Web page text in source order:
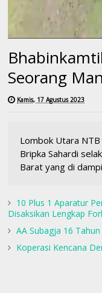
Seorang
Kamis, 17 Agustus 2023
Lombok Utara
Bripka Sahardi
Barat yang di
10 Plus 1 Aparatur
Disaksikan Lengkap
AA Subagja 16
Koperasi Kencana